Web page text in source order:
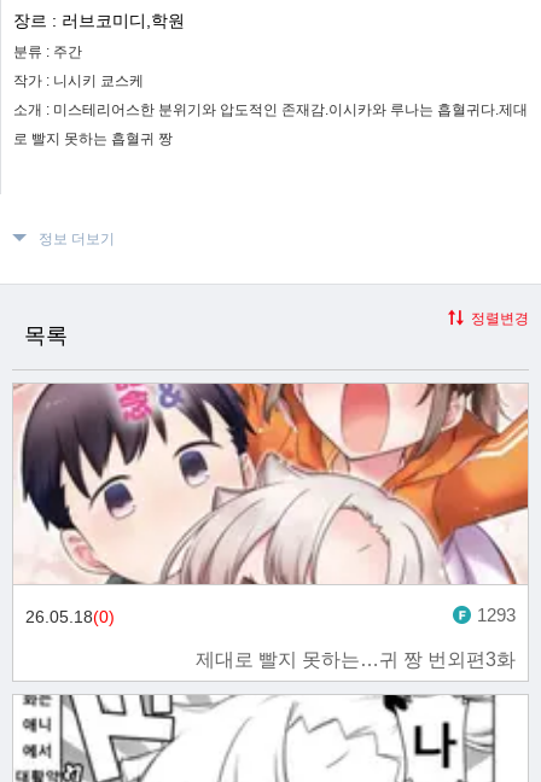
장르 : 러브코미디,학원
분류 : 주간
작가 : 니시키 쿄스케
소개 : 미스테리어스한 분위기와 압도적인 존재감.이시카와 루나는 흡혈귀다.제대
로 빨지 못하는 흡혈귀 짱
정보 더보기
목록
정렬변경
제대로 빨지 못하는…귀 짱 번외편3화
26.05.18(0) 1293